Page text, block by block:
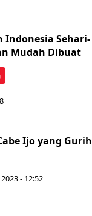
Indonesia Sehari-
Mudah Dibuat
Ijo yang Gurih
- 12:52